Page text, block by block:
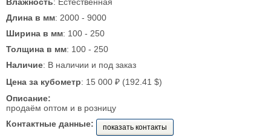
Длина в мм: 2000 - 9000
Ширина в мм: 100 - 250
Толщина в мм: 100 - 250
Наличие: В наличии и под заказ
Цена за кубометр: 15 000 ₽ (192.41 $)
Описание:
продаём оптом и в розницу
Контактные данные:
показать контакты